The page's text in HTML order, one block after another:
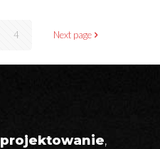
4 Next page
projektowanie,